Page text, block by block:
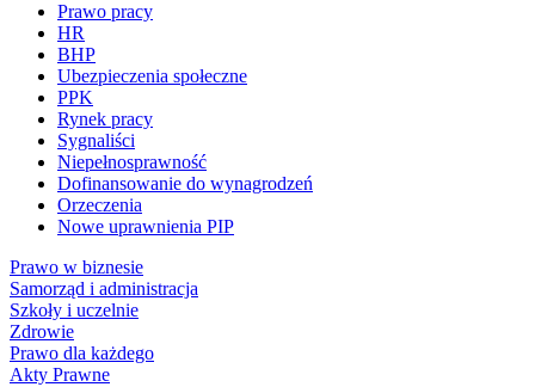
Prawo pracy
HR
BHP
Ubezpieczenia społeczne
PPK
Rynek pracy
Sygnaliści
Niepełnosprawność
Dofinansowanie do wynagrodzeń
Orzeczenia
Nowe uprawnienia PIP
Prawo w biznesie
Samorząd i administracja
Szkoły i uczelnie
Zdrowie
Prawo dla każdego
Akty Prawne